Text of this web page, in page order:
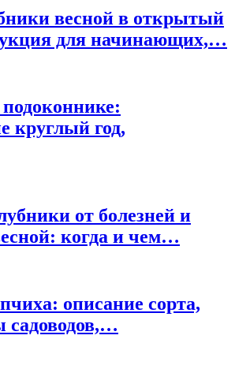
весной в открытый
для начинающих,…
круглый год,
от болезней и
когда и чем…
описание сорта,
садоводов,…